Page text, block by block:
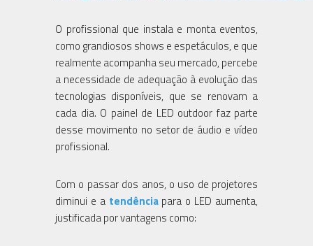
O profissional que instala e monta eventos,
como grandiosos shows e espetáculos, e que
realmente acompanha seu mercado, percebe
a necessidade de adequação à evolução das
tecnologias disponíveis, que se renovam a
cada dia. O painel de LED outdoor faz parte
desse movimento no setor de áudio e vídeo
profissional.
Com o passar dos anos, o uso de projetores
diminui e atendênciapara o LED aumenta,
justificada por vantagens como: